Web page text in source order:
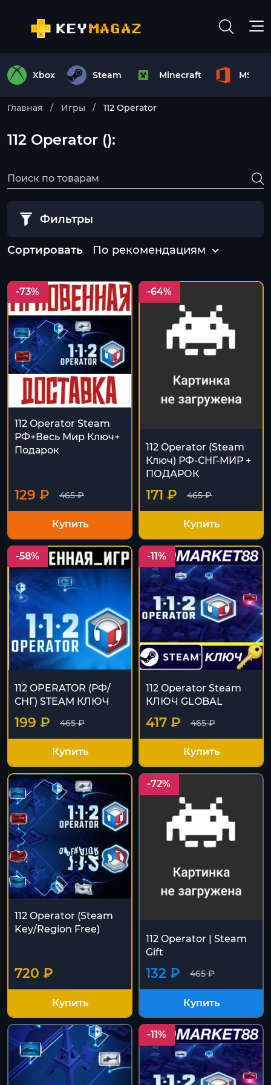
Xbox Steam Minecraft MS
Главная Игры 112 Operator
112 Operator ():
Фильтры
Сортировать По рекомендациям
-73%
112 Operator Steam
РФ+Весь Мир Ключ+
Подарок
465 ₽
129 ₽
Купить
-64%
112 Operator (Steam
Ключ) РФ-СНГ-МИР +
ПОДАРОК
465 ₽
171 ₽
Купить
-58%
112 OPERATOR (РФ/
СНГ) STEAM КЛЮЧ
465 ₽
199 ₽
Купить
-11%
112 Operator Steam
КЛЮЧ GLOBAL
465 ₽
417 ₽
Купить
112 Operator (Steam
Key/Region Free)
720 ₽
Купить
-72%
112 Operator | Steam
Gift
465 ₽
132 ₽
Купить
-11%